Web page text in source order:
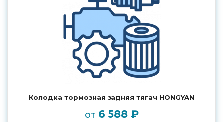
Колодка тормозная задняя тягач HONGYAN
от 6 588 ₽